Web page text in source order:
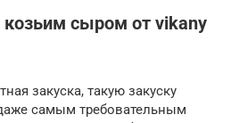
сыром от vikany
закуска, такую закуску
самым требовательным